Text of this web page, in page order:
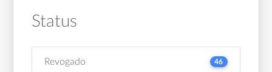
Status
Revogado 46